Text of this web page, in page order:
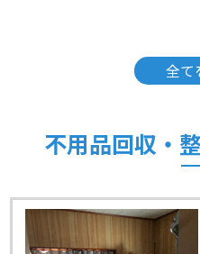
全て
不用品回収・